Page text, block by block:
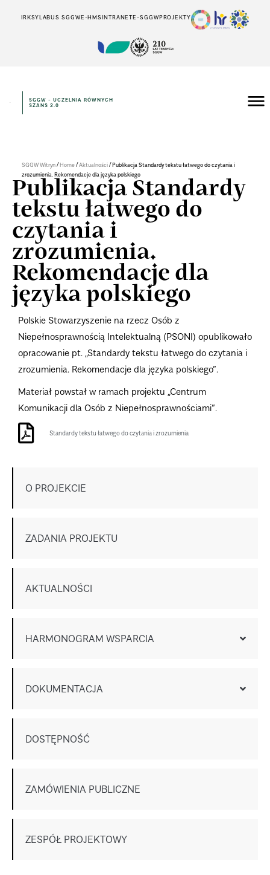
IRKSYLABUS SGGWE-HMSINTRANETE-SGGWPROJEKTY
SGGW - UCZELNIA RÓWNYCH
SZANS 2.0
O PROJEKCIE
ZADANIA PROJEKTU
AKTUALNOŚCI
HARMONOGRAM WSPARCIA
DOKUMENTACJA
DOSTĘPNOŚĆ
ZAMÓWIENIA PUBLICZNE
ZESPÓŁ PROJEKTOWY
SGGW Witryn/Home/Aktualności/Publikacja Standardy tekstu łatwego do czytania i
zrozumienia. Rekomendacje dla języka polskiego
Publikacja Standardy
tekstu łatwego do
czytania i
zrozumienia.
Rekomendacje dla
języka polskiego
Polskie Stowarzyszenie na rzecz Osób z
Niepełnosprawnością Intelektualną (PSONI) opublikowało
opracowanie pt. „Standardy tekstu łatwego do czytania i
zrozumienia. Rekomendacje dla języka polskiego”.
Materiał powstał w ramach projektu „Centrum
Komunikacji dla Osób z Niepełnosprawnościami”.
Standardy tekstu łatwego do czytania i zrozumienia